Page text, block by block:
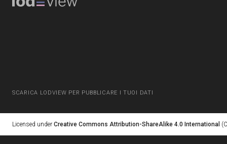
SCARICA LODVIEW PER PUBBLICARE I TUOI DATI
Licensed under Creative Commons Attribution-ShareAlike 4.0 International